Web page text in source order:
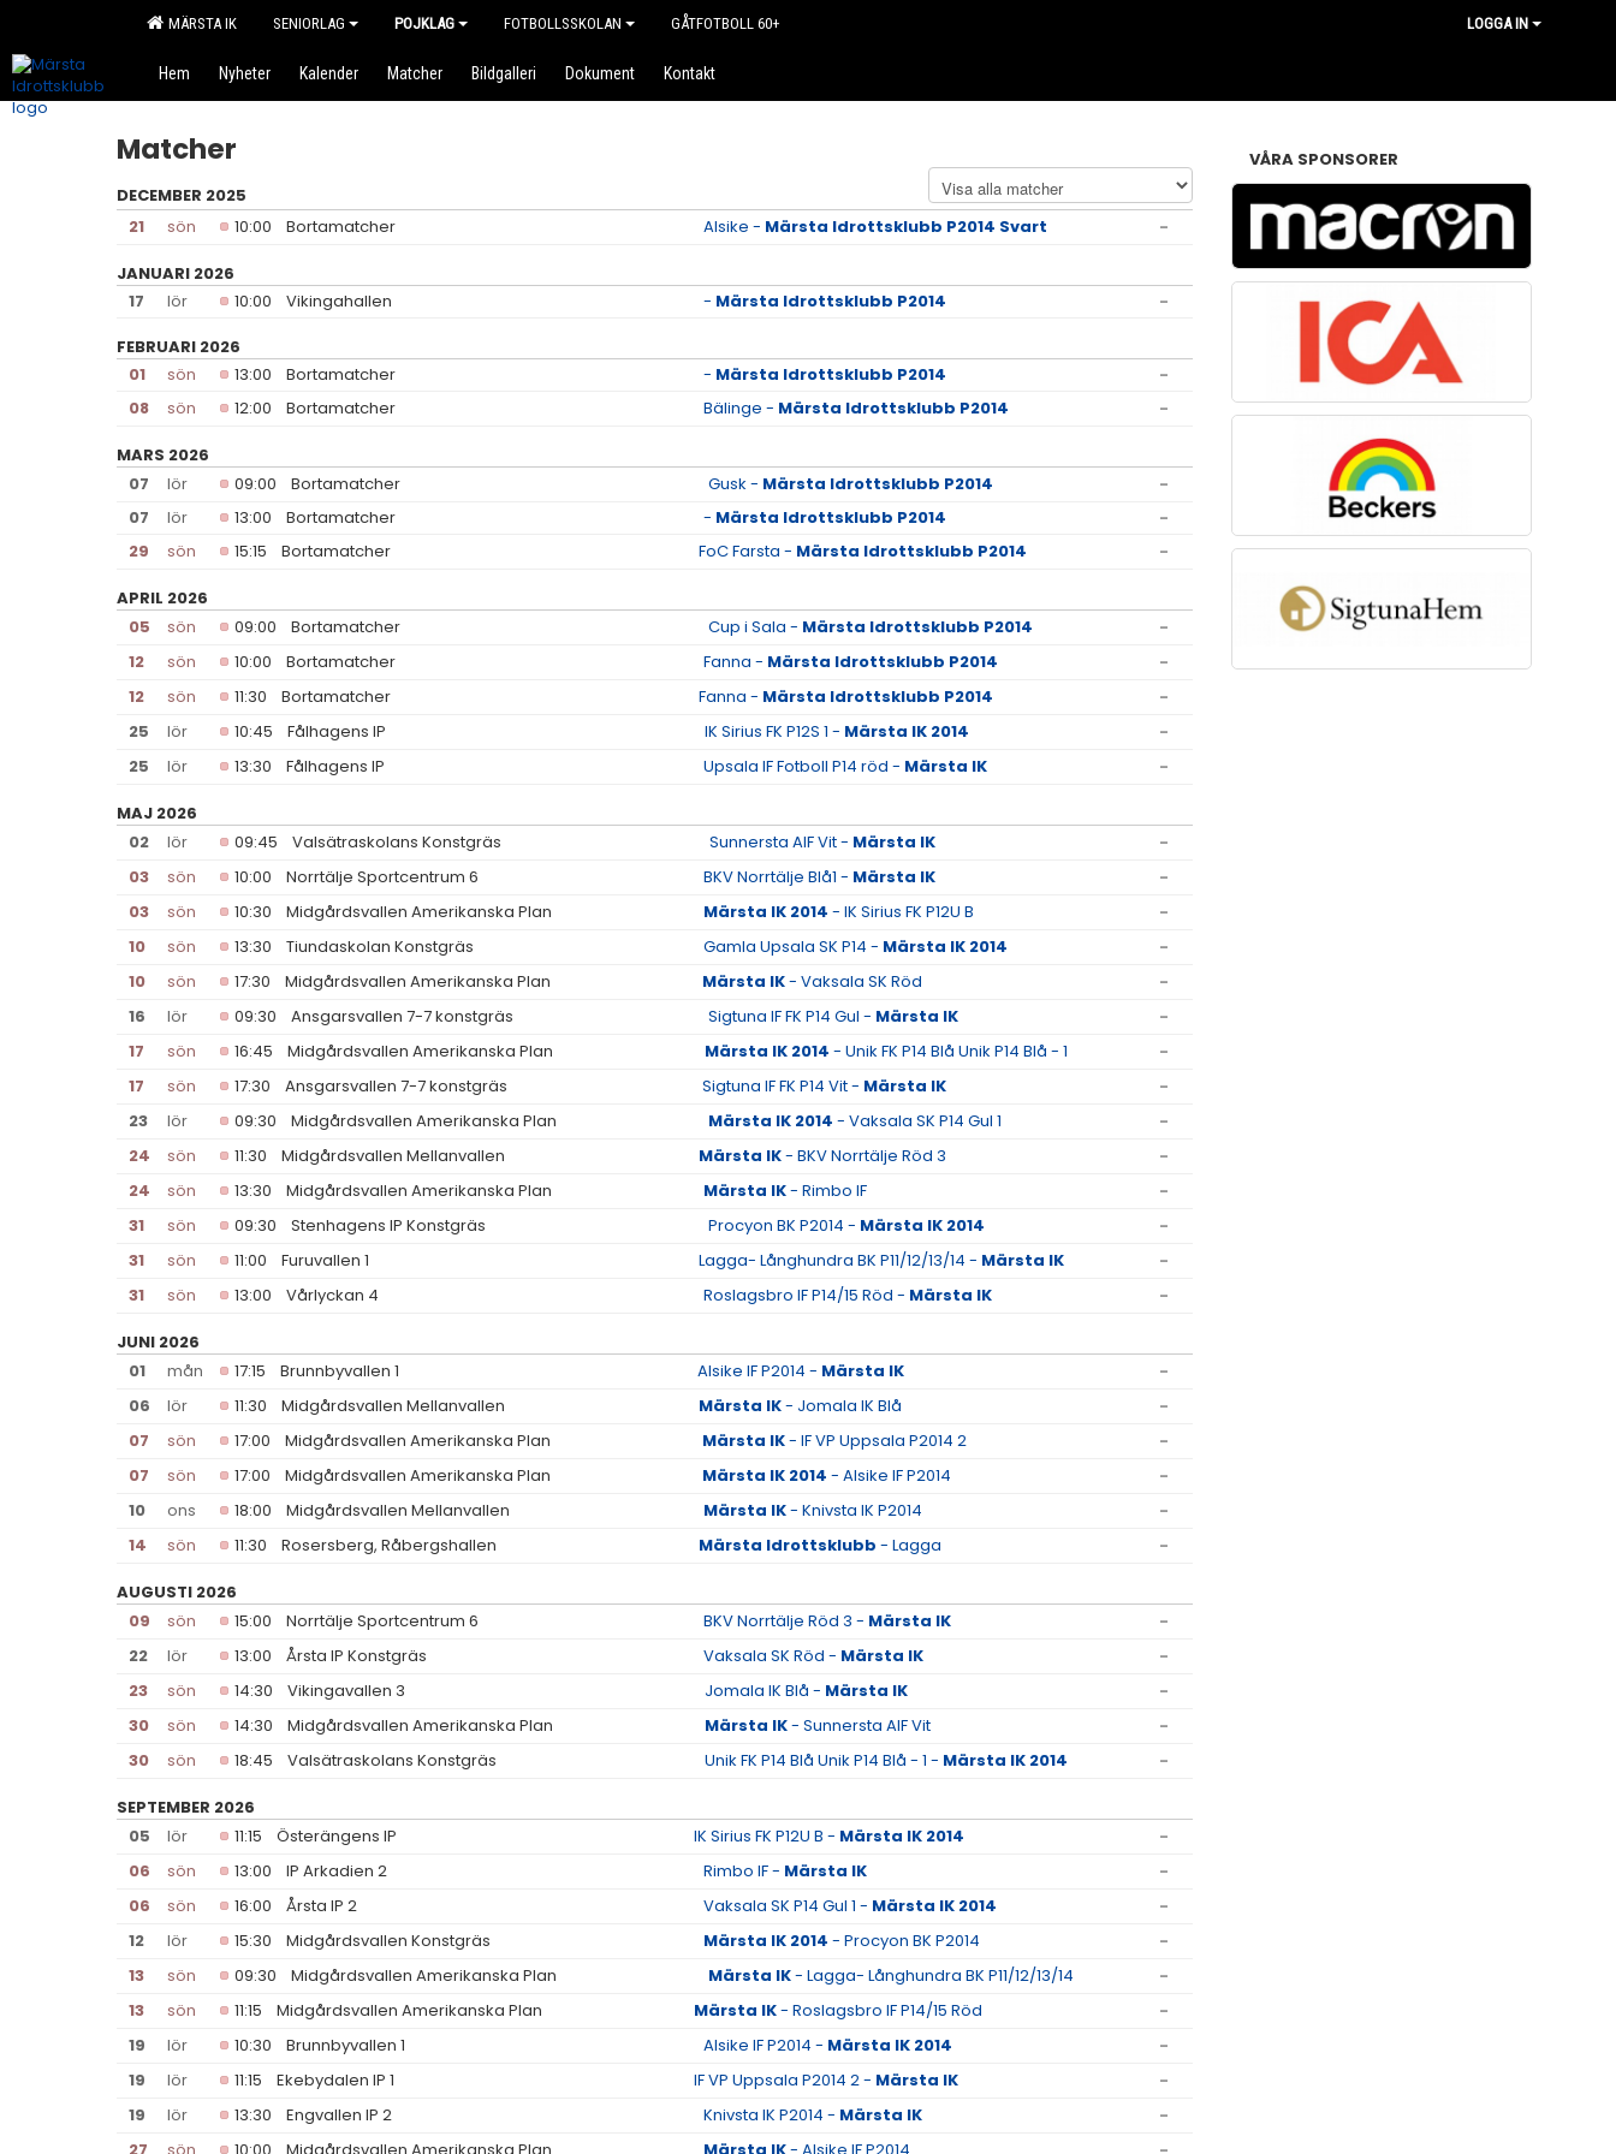
MÄRSTA IK SENIORLAG POJKLAG FOTBOLLSSKOLAN GÅTFOTBOLL 60+ LOGGA IN
Hem Nyheter Kalender Matcher Bildgalleri Dokument Kontakt
Matcher
DECEMBER 2025
21
sön 10:00 Bortamatcher Alsike - Märsta Idrottsklubb P2014 Svart -
JANUARI 2026
17
lör 10:00 Vikingahallen - Märsta Idrottsklubb P2014
-
FEBRUARI 2026
01
sön 13:00 Bortamatcher - Märsta Idrottsklubb P2014
-
08
sön 12:00 Bortamatcher Bälinge - Märsta Idrottsklubb P2014 -
MARS 2026
07
lör 09:00 Bortamatcher Gusk - Märsta Idrottsklubb P2014
-
07
lör 13:00 Bortamatcher - Märsta Idrottsklubb P2014
-
29
sön 15:15 Bortamatcher FoC Farsta - Märsta Idrottsklubb P2014 -
APRIL 2026
05
sön 09:00 Bortamatcher Cup i Sala - Märsta Idrottsklubb P2014
-
12
sön 10:00 Bortamatcher Fanna - Märsta Idrottsklubb P2014
-
12
sön 11:30 Bortamatcher Fanna - Märsta Idrottsklubb P2014
-
25
lör 10:45 Fålhagens IP IK Sirius FK P12S 1 - Märsta IK 2014
-
25
lör 13:30 Fålhagens IP Upsala IF Fotboll P14 röd - Märsta IK -
MAJ 2026
02
lör 09:45 Valsätraskolans Konstgräs Sunnersta AIF Vit - Märsta IK
-
03
sön 10:00 Norrtälje Sportcentrum 6 BKV Norrtälje Blå1 - Märsta IK
-
03
sön 10:30 Midgårdsvallen Amerikanska Plan Märsta IK 2014 - IK Sirius FK P12U B
-
10
sön 13:30 Tiundaskolan Konstgräs Gamla Upsala SK P14 - Märsta IK 2014
-
10
sön 17:30 Midgårdsvallen Amerikanska Plan Märsta IK- Vaksala SK Röd
-
16
lör 09:30 Ansgarsvallen 7-7 konstgräs Sigtuna IF FK P14 Gul - Märsta IK
-
17
sön 16:45 Midgårdsvallen Amerikanska Plan Märsta IK 2014 - Unik FK P14 Blå Unik P14 Blå - 1
-
17
sön 17:30 Ansgarsvallen 7-7 konstgräs Sigtuna IF FK P14 Vit - Märsta IK
-
23
lör 09:30 Midgårdsvallen Amerikanska Plan Märsta IK 2014 - Vaksala SK P14 Gul 1
-
24
sön 11:30 Midgårdsvallen Mellanvallen Märsta IK- BKV Norrtälje Röd 3
-
24
sön 13:30 Midgårdsvallen Amerikanska Plan Märsta IK- Rimbo IF
-
31
sön 09:30 Stenhagens IP Konstgräs Procyon BK P2014 - Märsta IK 2014
-
31
sön 11:00 Furuvallen 1 Lagga- Långhundra BK P11/12/13/14 - Märsta IK
-
31
sön 13:00 Vårlyckan 4 Roslagsbro IF P14/15 Röd - Märsta IK -
JUNI 2026
01
mån 17:15 Brunnbyvallen 1 Alsike IF P2014 - Märsta IK
-
06
lör 11:30 Midgårdsvallen Mellanvallen Märsta IK- Jomala IK Blå
-
07
sön 17:00 Midgårdsvallen Amerikanska Plan Märsta IK- IF VP Uppsala P2014 2
-
07
sön 17:00 Midgårdsvallen Amerikanska Plan Märsta IK 2014 - Alsike IF P2014
-
10
ons 18:00 Midgårdsvallen Mellanvallen Märsta IK- Knivsta IK P2014
-
14
sön 11:30 Rosersberg, Råbergshallen Märsta Idrottsklubb - Lagga -
AUGUSTI 2026
09
sön 15:00 Norrtälje Sportcentrum 6 BKV Norrtälje Röd 3 - Märsta IK
-
22
lör 13:00 Årsta IP Konstgräs Vaksala SK Röd - Märsta IK
-
23
sön 14:30 Vikingavallen 3 Jomala IK Blå - Märsta IK
-
30
sön 14:30 Midgårdsvallen Amerikanska Plan Märsta IK- Sunnersta AIF Vit
-
30
sön 18:45 Valsätraskolans Konstgräs Unik FK P14 Blå Unik P14 Blå - 1 - Märsta IK 2014 -
SEPTEMBER 2026
05
lör 11:15 Österängens IP IK Sirius FK P12U B - Märsta IK 2014
-
06
sön 13:00 IP Arkadien 2 Rimbo IF - Märsta IK
-
06
sön 16:00 Årsta IP 2 Vaksala SK P14 Gul 1 - Märsta IK 2014
-
12
lör 15:30 Midgårdsvallen Konstgräs Märsta IK 2014 - Procyon BK P2014
-
13
sön 09:30 Midgårdsvallen Amerikanska Plan Märsta IK- Lagga- Långhundra BK P11/12/13/14
-
13
sön 11:15 Midgårdsvallen Amerikanska Plan Märsta IK- Roslagsbro IF P14/15 Röd
-
19
lör 10:30 Brunnbyvallen 1 Alsike IF P2014 - Märsta IK 2014
-
19
lör 11:15 Ekebydalen IP 1 IF VP Uppsala P2014 2 - Märsta IK
-
19
lör 13:30 Engvallen IP 2 Knivsta IK P2014 - Märsta IK
-
VÅRA SPONSORER